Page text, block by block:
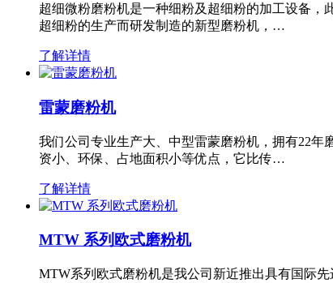
超细微粉磨粉机是一种细粉及超细粉的加工设备，
超细粉的生产而研发制造的新型磨粉机，…
了解详情
雷蒙磨粉机
我们公司专业生产大、中型雷蒙磨粉机，拥有22
资小、环保、占地面积小等优点，它比传…
了解详情
MTW 系列欧式磨粉机
MTW系列欧式磨粉机是我公司新近推出具有国际